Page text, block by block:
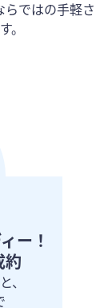
らではの手軽さ
。
ー！
約
、